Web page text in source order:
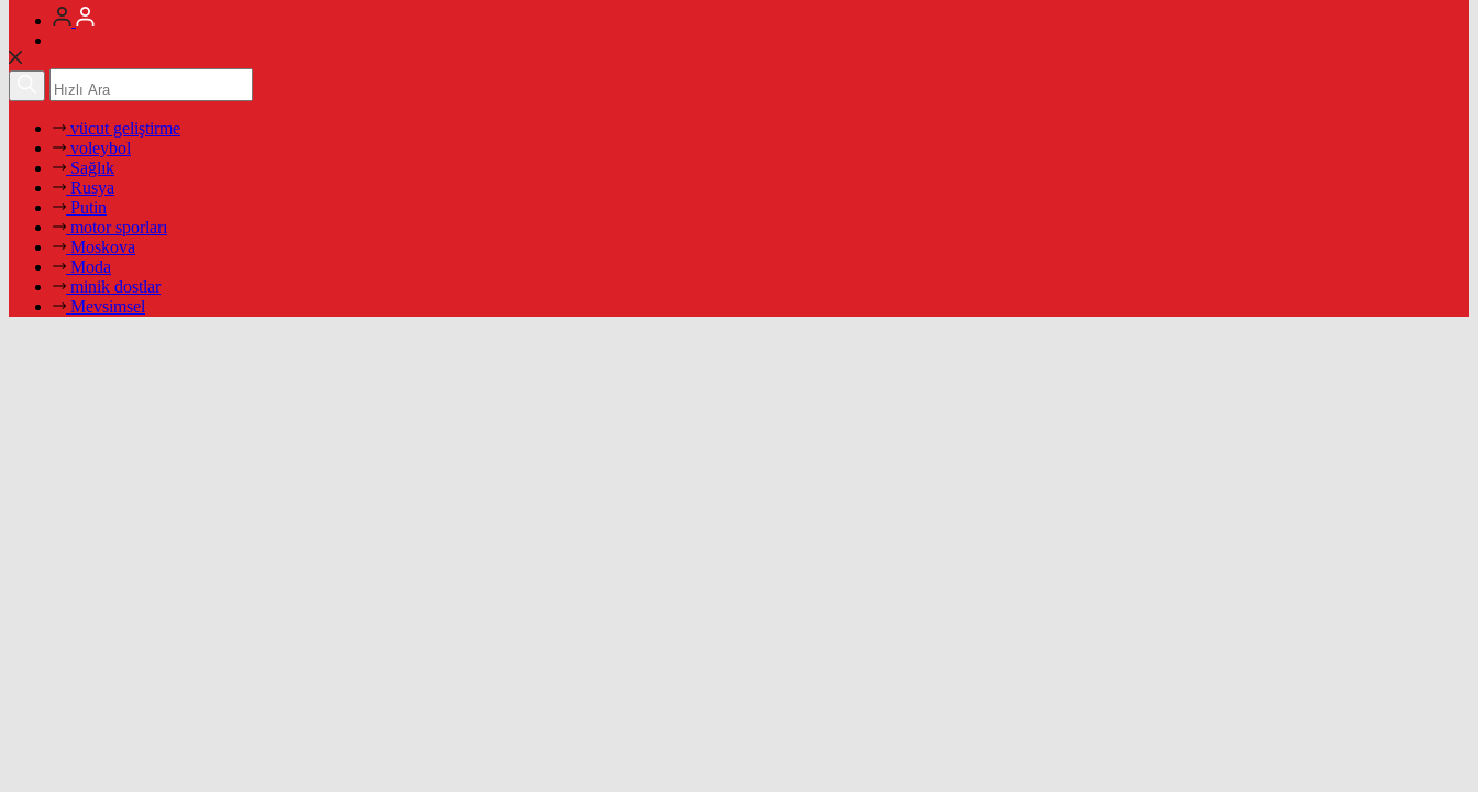
vücut geliştirme
voleybol
Sağlık
Rusya
Putin
motor sporları
Moskova
Moda
minik dostlar
Mevsimsel